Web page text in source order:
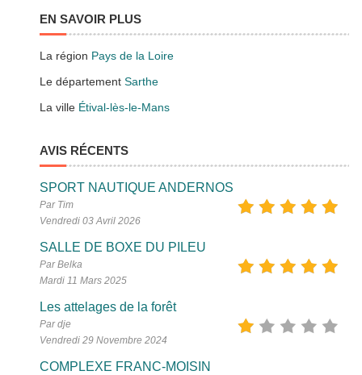
EN SAVOIR PLUS
La région Pays de la Loire
Le départementSarthe
La ville Étival-lès-le-Mans
AVIS RÉCENTS
SPORT NAUTIQUE ANDERNOS
Par Tim
Vendredi 03 Avril 2026
SALLE DE BOXE DU PILEU
Par Belka
Mardi 11 Mars 2025
Les attelages de la forêt
Par dje
Vendredi 29 Novembre 2024
COMPLEXE FRANC-MOISIN